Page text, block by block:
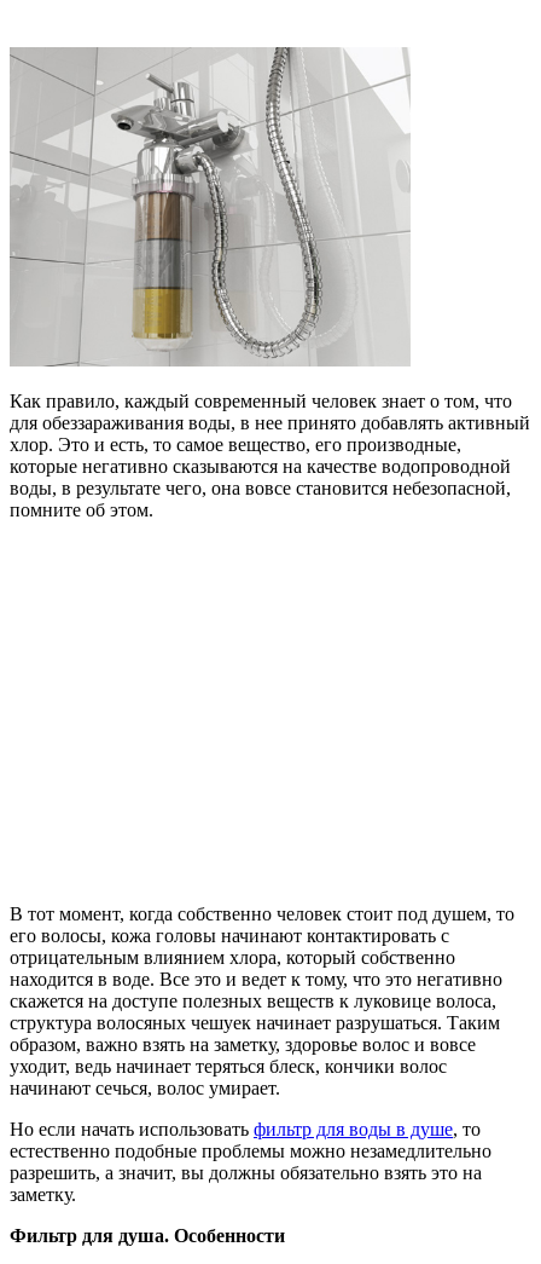
Как правило, каждый современный человек знает о том, что
для обеззараживания воды, в нее принято добавлять активный
хлор. Это и есть, то самое вещество, его производные,
которые негативно сказываются на качестве водопроводной
воды, в результате чего, она вовсе становится небезопасной,
помните об этом.
В тот момент, когда собственно человек стоит под душем, то
его волосы, кожа головы начинают контактировать с
отрицательным влиянием хлора, который собственно
находится в воде. Все это и ведет к тому, что это негативно
скажется на доступе полезных веществ к луковице волоса,
структура волосяных чешуек начинает разрушаться. Таким
образом, важно взять на заметку, здоровье волос и вовсе
уходит, ведь начинает теряться блеск, кончики волос
начинают сечься, волос умирает.
Но если начать использовать фильтр для воды в душе, то
естественно подобные проблемы можно незамедлительно
разрешить, а значит, вы должны обязательно взять это на
заметку.
Фильтр для душа. Особенности